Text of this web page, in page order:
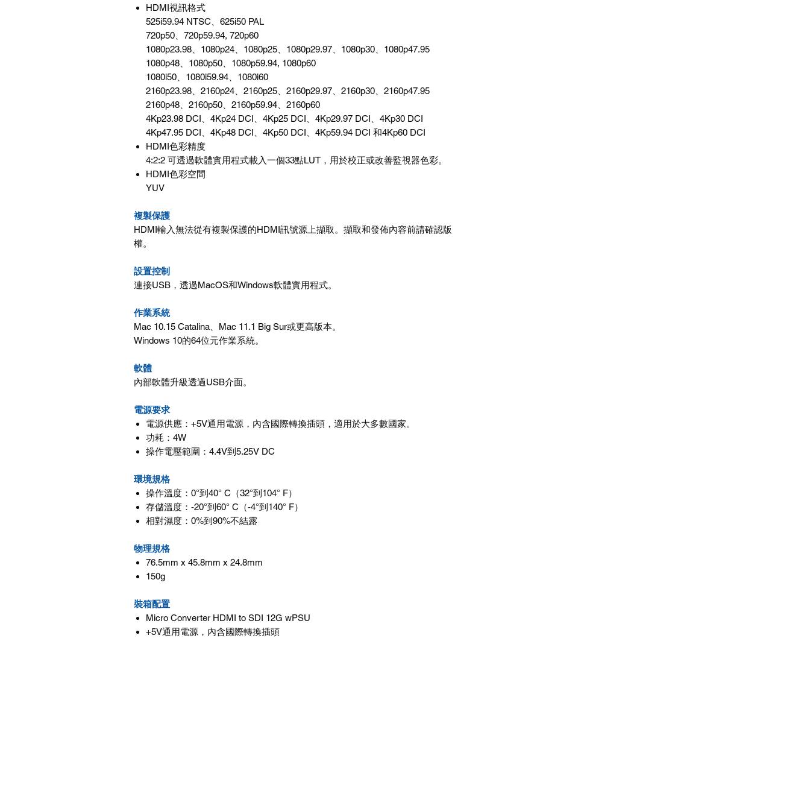
HDMI視訊格式
525i59.94 NTSC、625i50 PAL
720p50、720p59.94, 720p60
1080p23.98、1080p24、1080p25、1080p29.97、1080p30、1080p47.95
1080p48、1080p50、1080p59.94, 1080p60
1080i50、1080i59.94、1080i60
2160p23.98、2160p24、2160p25、2160p29.97、2160p30、2160p47.95
2160p48、2160p50、2160p59.94、2160p60
4Kp23.98 DCI、4Kp24 DCI、4Kp25 DCI、4Kp29.97 DCI、4Kp30 DCI
4Kp47.95 DCI、4Kp48 DCI、4Kp50 DCI、4Kp59.94 DCI 和4Kp60 DCI
HDMI色彩精度
4:2:2 可透過軟體實用程式載入一個33點LUT，用於校正或改善監視器色彩。
HDMI色彩空間
YUV
複製保護
HDMI輸入無法從有複製保護的HDMI訊號源上擷取。擷取和發佈內容前請確認版
權。
設置控制
連接USB，透過MacOS和Windows軟體實用程式。
作業系統
Mac 10.15 Catalina、Mac 11.1 Big Sur或更高版本。
Windows 10的64位元作業系統。
軟體
內部軟體升級透過USB介面。
電源要求
電源供應：+5V通用電源，內含國際轉換插頭，適用於大多數國家。
功耗：4W
操作電壓範圍：4.4V到5.25V DC
環境規格
操作溫度：0°到40° C（32°到104° F）
存儲溫度：-20°到60° C（-4°到140° F）
相對濕度：0%到90%不結露
物理規格
76.5mm x 45.8mm x 24.8mm
150g
裝箱配置
Micro Converter HDMI to SDI 12G wPSU
+5V通用電源，內含國際轉換插頭